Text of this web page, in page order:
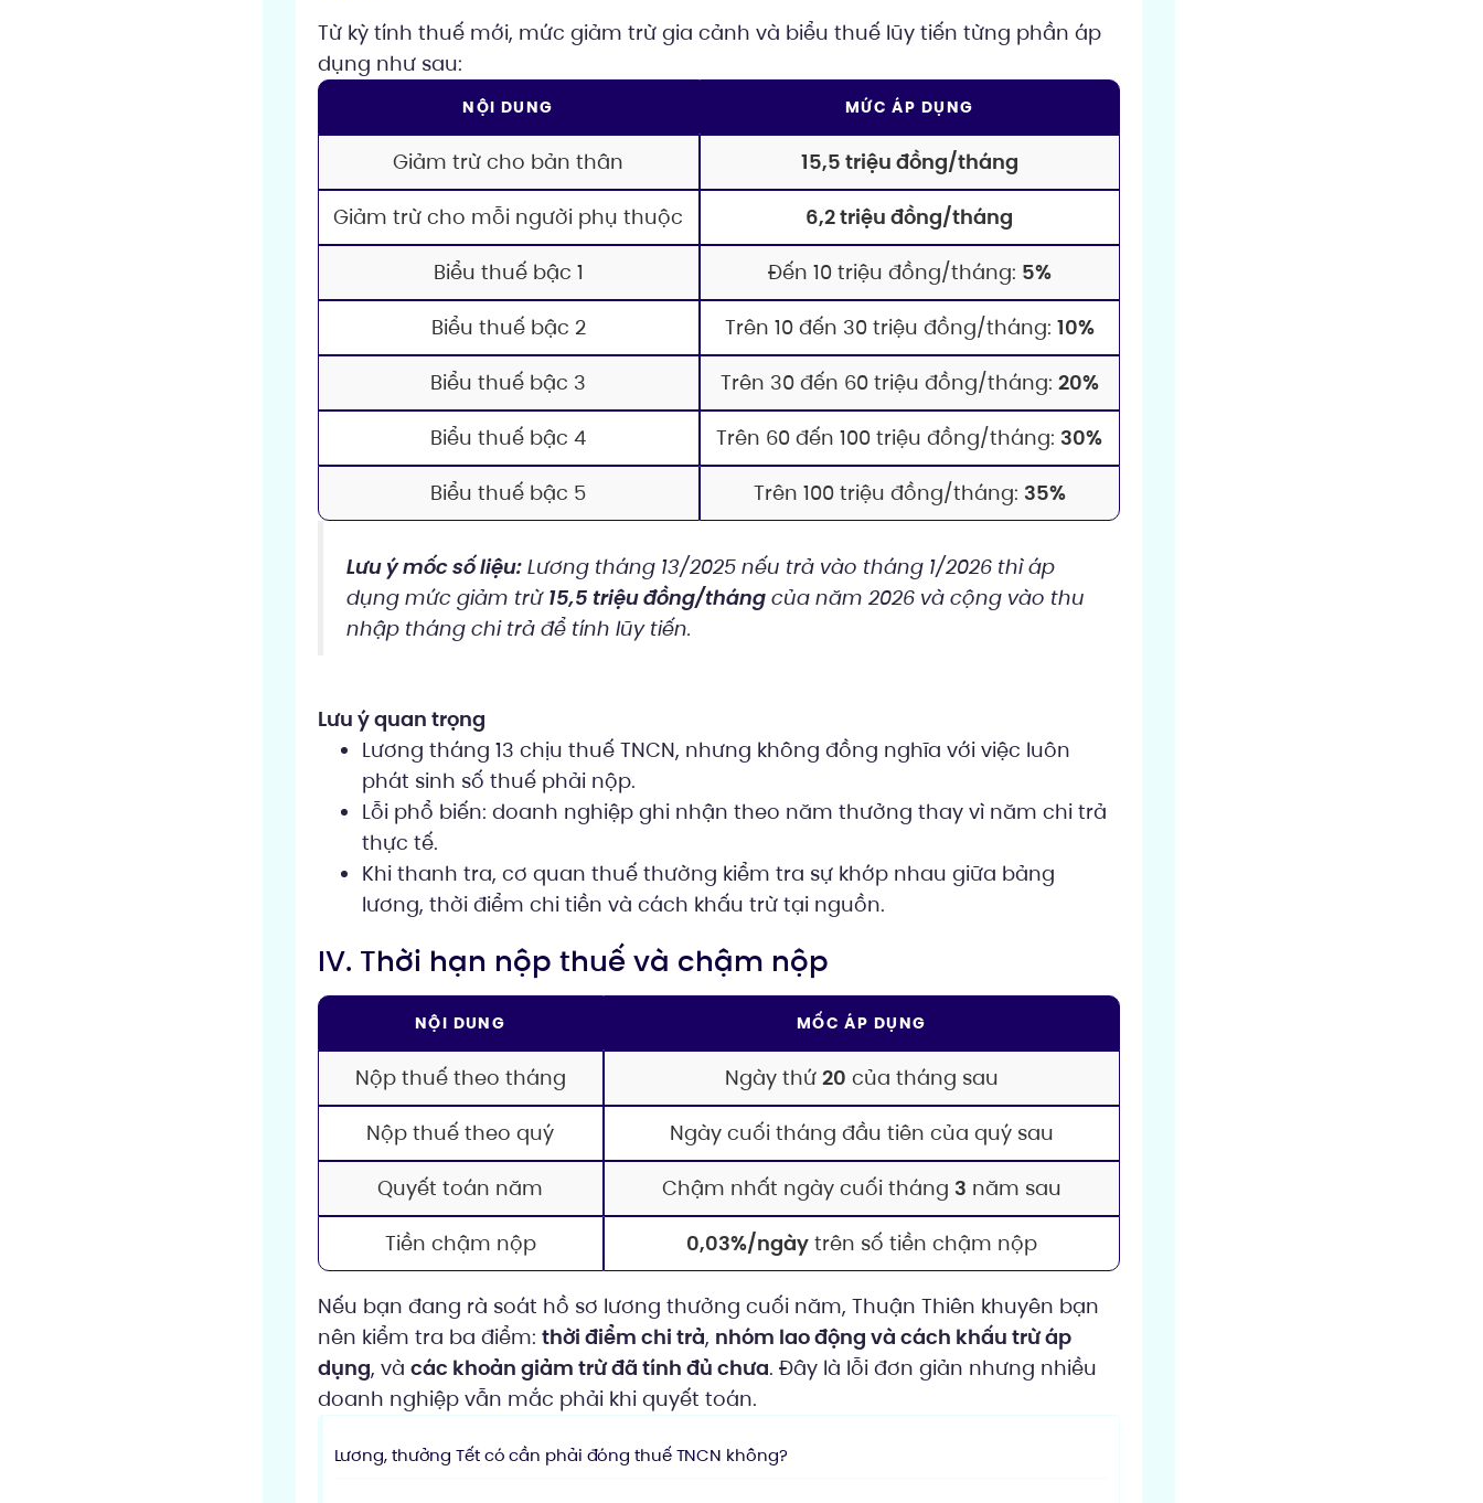
Từ kỳ tính thuế mới, mức giảm trừ gia cảnh và biểu thuế lũy tiến từng phần áp
dụng như sau:
NỘI DUNG MỨC ÁP DỤNG
Giảm trừ cho bản thân
15,5 triệu đồng/tháng
Giảm trừ cho mỗi người phụ thuộc
6,2 triệu đồng/tháng
Biểu thuế bậc 1
Đến 10 triệu đồng/tháng: 5%
Biểu thuế bậc 2
Trên 10 đến 30 triệu đồng/tháng: 10%
Biểu thuế bậc 3
Trên 30 đến 60 triệu đồng/tháng: 20%
Biểu thuế bậc 4
Trên 60 đến 100 triệu đồng/tháng:30%
Biểu thuế bậc 5
Trên 100 triệu đồng/tháng: 35%
Lưu ý mốc số liệu:Lương tháng 13/2025 nếu trả vào tháng 1/2026 thì áp
dụng mức giảm trừ 15,5 triệu đồng/thángcủa năm 2026 và cộng vào thu
nhập tháng chi trả để tính lũy tiến.
Lưu ý quan trọng
Lương tháng 13 chịu thuế TNCN, nhưng không đồng nghĩa với việc luôn
phát sinh số thuế phải nộp.
Lỗi phổ biến: doanh nghiệp ghi nhận theo năm thưởng thay vì năm chi trả
thực tế.
Khi thanh tra, cơ quan thuế thường kiểm tra sự khớp nhau giữa bảng
lương, thời điểm chi tiền và cách khấu trừ tại nguồn.
IV. Thời hạn nộp thuế và chậm nộp
NỘI DUNG MỐC ÁP DỤNG
Nộp thuế theo tháng Ngày thứ 20 của tháng sau
Nộp thuế theo quý
Ngày cuối tháng đầu tiên của quý sau
Quyết toán năm
Chậm nhất ngày cuối tháng 3 năm sau
Tiền chậm nộp
0,03%/ngàytrên số tiền chậm nộp
Nếu bạn đang rà soát hồ sơ lương thưởng cuối năm, Thuận Thiên khuyên bạn
nên kiểm tra ba điểm: thời điểm chi trả, nhóm lao động và cách khấu trừ áp
dụng, và các khoản giảm trừ đã tính đủ chưa. Đây là lỗi đơn giản nhưng nhiều
doanh nghiệp vẫn mắc phải khi quyết toán.
Lương, thưởng Tết có cần phải đóng thuế TNCN không?